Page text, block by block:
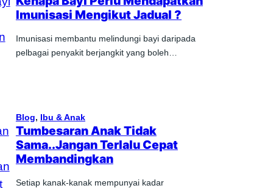
Imunisasi Mengikut Jadual ?
Imunisasi membantu melindungi bayi daripada
pelbagai penyakit berjangkit yang boleh…
Blog, Ibu & Anak
Tumbesaran Anak Tidak
Sama..Jangan Terlalu Cepat
Membandingkan
Setiap kanak-kanak mempunyai kadar